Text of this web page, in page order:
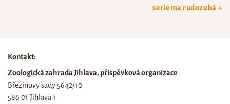
seriema rudozobá →
Kontakt:
Zoologická zahrada Jihlava, příspěvková organizace
Březinovy sady 5642/10
586 01 Jihlava 1